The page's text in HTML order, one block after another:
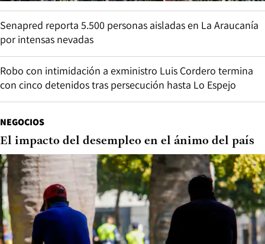
Senapred reporta 5.500 personas aisladas en La Araucanía
por intensas nevadas
Robo con intimidación a exministro Luis Cordero termina
con cinco detenidos tras persecución hasta Lo Espejo
NEGOCIOS
El impacto del desempleo en el ánimo del país